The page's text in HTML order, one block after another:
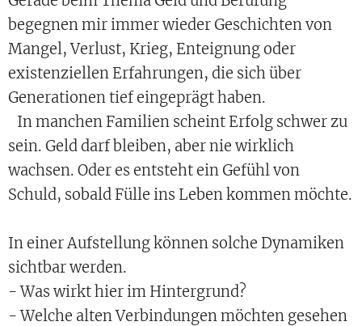
begegnen mir immer wieder Geschichten von
Mangel, Verlust, Krieg, Enteignung oder
existenziellen Erfahrungen, die sich über
Generationen tief eingeprägt haben.
In manchen Familien scheint Erfolg schwer zu
sein. Geld darf bleiben, aber nie wirklich
wachsen. Oder es entsteht ein Gefühl von
Schuld, sobald Fülle ins Leben kommen möchte.
In einer Aufstellung können solche Dynamiken
sichtbar werden.
- Was wirkt hier im Hintergrund?
- Welche alten Verbindungen möchten gesehen